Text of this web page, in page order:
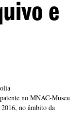
e
no MNAC-Museu
no âmbito da